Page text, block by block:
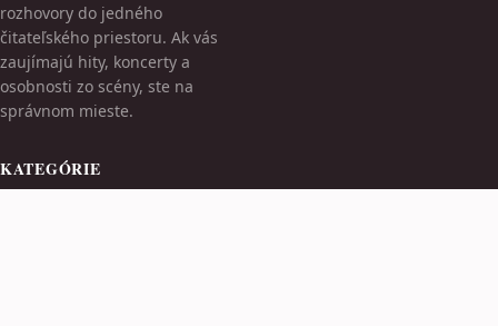
rozhovory do jedného
čitateľského priestoru. Ak vás
zaujímajú hity, koncerty a
osobnosti zo scény, ste na
správnom mieste.
KATEGÓRIE